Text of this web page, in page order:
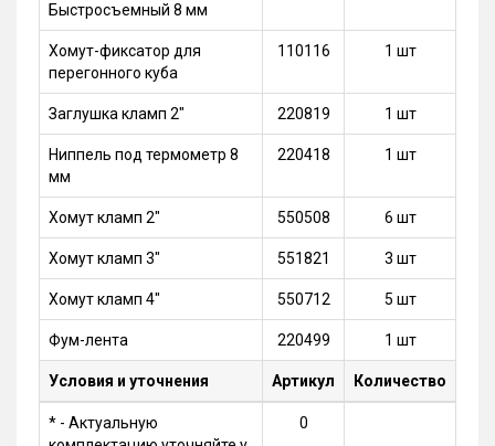
Быстросъемный 8 мм
Хомут-фиксатор для
перегонного куба
110116 1 шт
Заглушка кламп 2" 220819 1 шт
Ниппель под термометр 8
мм
220418 1 шт
Хомут кламп 2" 550508 6 шт
Хомут кламп 3" 551821 3 шт
Хомут кламп 4" 550712 5 шт
Фум-лента 220499 1 шт
Условия и уточнения Артикул Количество
* - Актуальную
0